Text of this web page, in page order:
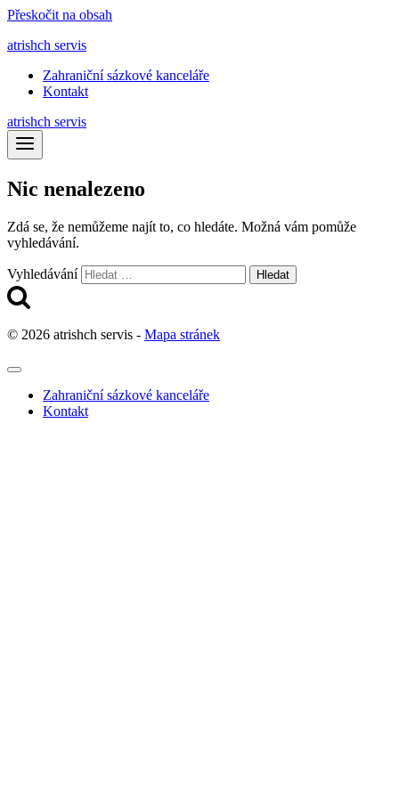
Přeskočit na obsah
atrishch servis
Zahraniční sázkové kanceláře
Kontakt
atrishch servis
Nic nenalezeno
Zdá se, že nemůžeme najít to, co hledáte. Možná vám pomůže
vyhledávání.
Vyhledávání
© 2026 atrishch servis - Mapa stránek
Zahraniční sázkové kanceláře
Kontakt